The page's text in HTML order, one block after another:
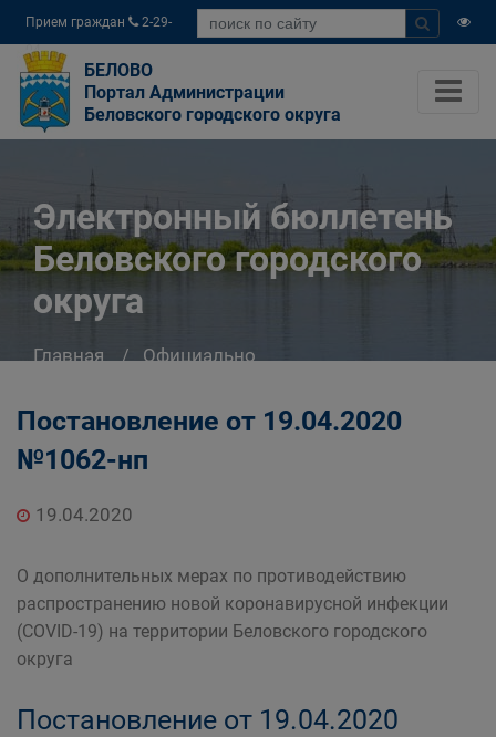
Прием граждан
2-29-
04
БЕЛОВО
Портал Администрации
Беловского городского округа
Электронный бюллетень
Беловского городского
округа
Главная
Официально
Постановление от 19.04.2020
№1062-нп
19.04.2020
О дополнительных мерах по противодействию
распространению новой коронавирусной инфекции
(COVID-19) на территории Беловского городского
округа
Постановление от 19.04.2020